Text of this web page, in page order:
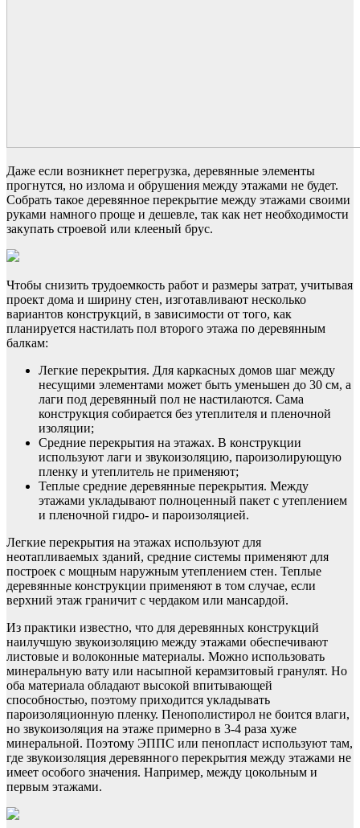
Даже если возникнет перегрузка, деревянные элементы
прогнутся, но излома и обрушения между этажами не будет.
Собрать такое деревянное перекрытие между этажами своими
руками намного проще и дешевле, так как нет необходимости
закупать строевой или клееный брус.
Чтобы снизить трудоемкость работ и размеры затрат, учитывая
проект дома и ширину стен, изготавливают несколько
вариантов конструкций, в зависимости от того, как
планируется настилать пол второго этажа по деревянным
балкам:
Легкие перекрытия. Для каркасных домов шаг между
несущими элементами может быть уменьшен до 30 см, а
лаги под деревянный пол не настилаются. Сама
конструкция собирается без утеплителя и пленочной
изоляции;
Средние перекрытия на этажах. В конструкции
используют лаги и звукоизоляцию, пароизолирующую
пленку и утеплитель не применяют;
Теплые средние деревянные перекрытия. Между
этажами укладывают полноценный пакет с утеплением
и пленочной гидро- и пароизоляцией.
Легкие перекрытия на этажах используют для
неотапливаемых зданий, средние системы применяют для
построек с мощным наружным утеплением стен. Теплые
деревянные конструкции применяют в том случае, если
верхний этаж граничит с чердаком или мансардой.
Из практики известно, что для деревянных конструкций
наилучшую звукоизоляцию между этажами обеспечивают
листовые и волоконные материалы. Можно использовать
минеральную вату или насыпной керамзитовый гранулят. Но
оба материала обладают высокой впитывающей
способностью, поэтому приходится укладывать
пароизоляционную пленку. Пенополистирол не боится влаги,
но звукоизоляция на этаже примерно в 3-4 раза хуже
минеральной. Поэтому ЭППС или пенопласт используют там,
где звукоизоляция деревянного перекрытия между этажами не
имеет особого значения. Например, между цокольным и
первым этажами.